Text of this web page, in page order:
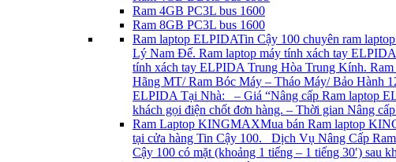
Ram 4GB PC3L bus 1600
Ram 8GB PC3L bus 1600
Ram laptop ELPIDATin Cậy 100 chuyên ram
Lý Nam Đế. Ram laptop máy tính xách tay
tính xách tay ELPIDA Trung Hòa Trung Kính.
Hãng MT/ Ram Bóc Máy – Tháo Máy/ Bảo Hành
ELPIDA Tại Nhà: – Giá “Nâng cấp Ram laptop
khách gọi điện chốt đơn hàng. – Thời gian Nâng
Ram Laptop KINGMAXMua bán Ram laptop
tại cửa hàng Tin Cậy 100. Dịch Vụ Nâng Cấp
Cậy 100 có mặt (khoảng 1 tiếng – 1 tiếng 30′) sau